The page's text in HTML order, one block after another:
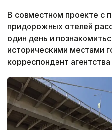
В совместном проекте с
придорожных отелей
один день и
историческими местами
корреспондент